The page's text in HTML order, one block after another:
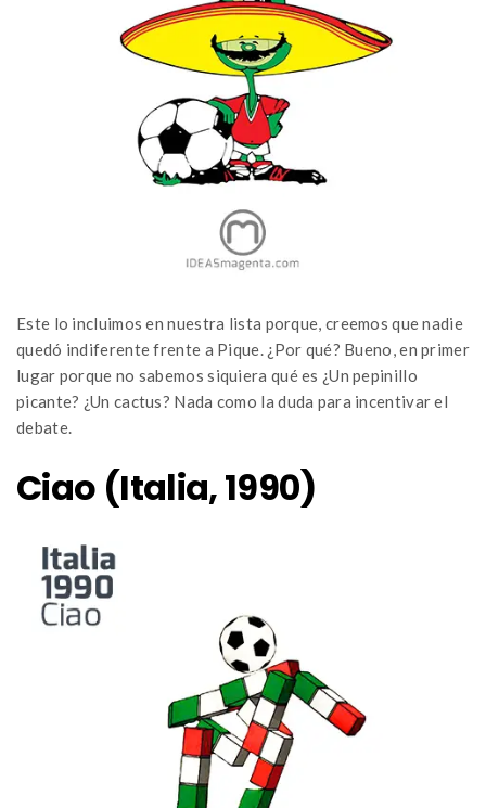
Este lo incluimos en nuestra lista porque, creemos que nadie
quedó indiferente frente a Pique. ¿Por qué? Bueno, en primer
lugar porque no sabemos siquiera qué es ¿Un pepinillo
picante? ¿Un cactus? Nada como la duda para incentivar el
debate.
Ciao (Italia, 1990)